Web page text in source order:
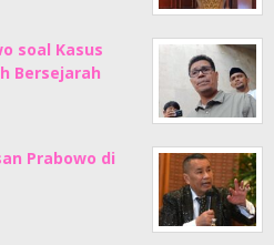
soal Kasus
Bersejarah
Prabowo di